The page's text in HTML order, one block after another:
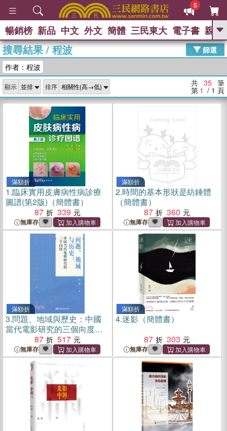
5
GO
暢銷榜 新品 中文 外文 簡體 三民東大 電子書 親子
搜尋結果/程波
篩選
作者：程波
顯示 排序 共 35 筆
第 1 / 1 頁
滿額折
1.臨床實用皮膚病性病診療
圖譜(第2版)（簡體書）
87
339
無庫存
滿額折
2.時間的基本形狀是紡錘體
（簡體書）
87
360
無庫存
滿額折
3.問題、地域與歷史：中國
當代電影研究的三個向度
（簡體書）
87 517
無庫存
滿額折
4.迷影（簡體書）
87
303
無庫存